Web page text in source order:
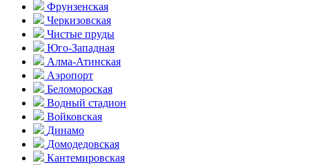
Фрунзенская
Черкизовская
Чистые пруды
Юго-Западная
Алма-Атинская
Аэропорт
Беломороская
Водный стадион
Войковская
Динамо
Домоде­довская
Кантеми­ровская